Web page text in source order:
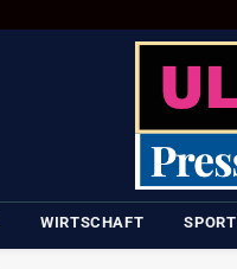
WIRTSCHAFT SPORT